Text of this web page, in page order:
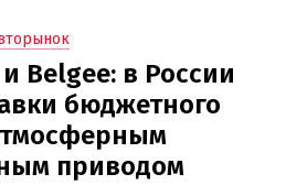
Belgee: в России
бюджетного
приводом